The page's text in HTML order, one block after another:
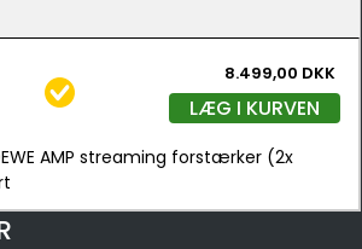
8.499,00 DKK
LÆG I KURVEN
AMP streaming forstærker (2x